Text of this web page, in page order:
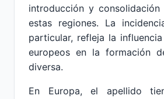
introducción y
estas regiones. La
particular, refleja la
europeos en la formación
diversa.
En Europa, el apellido